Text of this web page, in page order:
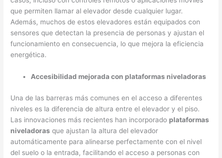
que permiten llamar al elevador desde cualquier lugar.
Además, muchos de estos elevadores están equipados con
sensores que detectan la presencia de personas y ajustan el
funcionamiento en consecuencia, lo que mejora la eficiencia
energética.
Accesibilidad mejorada con plataformas niveladoras
Una de las barreras más comunes en el acceso a diferentes
niveles es la diferencia de altura entre el elevador y el piso.
Las innovaciones más recientes han incorporado plataformas
niveladoras que ajustan la altura del elevador
automáticamente para alinearse perfectamente con el nivel
del suelo o la entrada, facilitando el acceso a personas con